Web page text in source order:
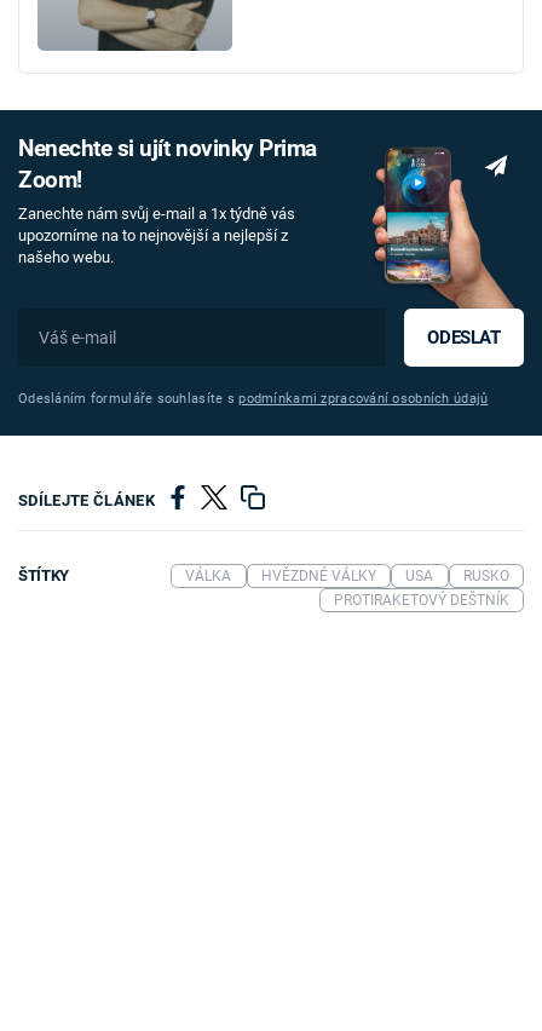
Nenechte si ujít novinky Prima
Zoom!
Zanechte nám svůj e-mail a 1x týdně vás
upozorníme na to nejnovější a nejlepší z
našeho webu.
ODESLAT
Odesláním formuláře souhlasíte spodmínkami zpracování osobních údajů
SDÍLEJTE ČLÁNEK
ŠTÍTKY VÁLKA HVĚZDNÉ VÁLKY USA
RUSKO
PROTIRAKETOVÝ DEŠTNÍK